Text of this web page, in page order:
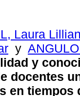
Laura
y
y
docentes
en tiempos